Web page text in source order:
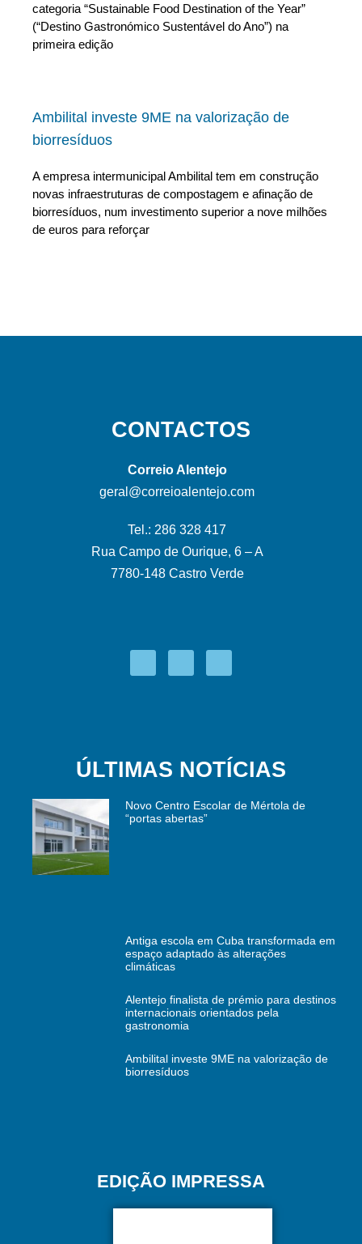
categoria “Sustainable Food Destination of the Year”
(“Destino Gastronómico Sustentável do Ano”) na
primeira edição
Ambilital investe 9ME na valorização de
biorresíduos
A empresa intermunicipal Ambilital tem em construção
novas infraestruturas de compostagem e afinação de
biorresíduos, num investimento superior a nove milhões
de euros para reforçar
CONTACTOS
Correio Alentejo
geral@correioalentejo.com
Tel.: 286 328 417
Rua Campo de Ourique, 6 – A
7780-148 Castro Verde
ÚLTIMAS NOTÍCIAS
Novo Centro Escolar de Mértola de
“portas abertas”
Antiga escola em Cuba transformada em
espaço adaptado às alterações
climáticas
Alentejo finalista de prémio para destinos
internacionais orientados pela
gastronomia
Ambilital investe 9ME na valorização de
biorresíduos
EDIÇÃO IMPRESSA